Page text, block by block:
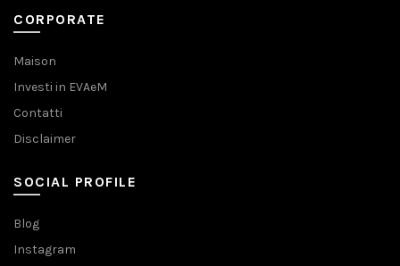
CORPORATE
Maison
Investi in EVAeM
Contatti
Disclaimer
SOCIAL PROFILE
Blog
Instagram